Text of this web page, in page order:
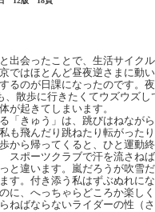
出会ったことで、生活サイク
ではほとんど昼夜逆さまに動
るのが日課になったのです。
、散歩に行きたくてウズウズし
が起きてしまいます。
「きゅう」は、跳びはねなが
も飛んだり跳ねたり転がった
から帰ってくると、ひと運動
スポーツクラブで汗を流さね
と違います。嵐だろうが吹雪
す。付き添う私はずぶぬれに
に、へっちゃらどころか楽し
ねばならないライダーの性（さ